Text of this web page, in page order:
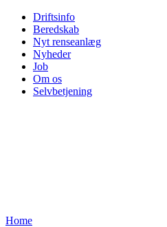
Driftsinfo
Beredskab
Nyt renseanlæg
Nyheder
Job
Om os
Selvbetjening
Home